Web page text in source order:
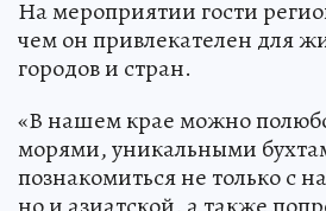
На мероприятии гости
чем он привлекателен для
городов и стран.
«В нашем крае можно
морями, уникальными
познакомиться не только с